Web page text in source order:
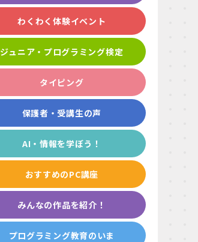
わくわく体験イベント
ジュニア・プログラミング検定
タイピング
保護者・受講生の声
AI・情報を学ぼう！
おすすめのPC講座
みんなの作品を紹介！
プログラミング教育のいま